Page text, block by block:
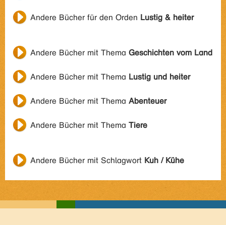
Andere Bücher für den Orden Lustig & heiter
Andere Bücher mit Thema Geschichten vom Land
Andere Bücher mit Thema Lustig und heiter
Andere Bücher mit Thema Abenteuer
Andere Bücher mit Thema Tiere
Andere Bücher mit Schlagwort Kuh / Kühe